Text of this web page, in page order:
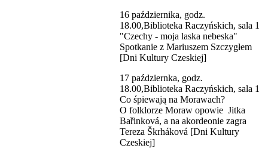
16 października, godz.
18.00,Biblioteka Raczyńskich, sala 1
"Czechy - moja laska nebeska"
Spotkanie z Mariuszem Szczygłem
[Dni Kultury Czeskiej]
17 październka, godz.
18.00,Biblioteka Raczyńskich, sala 1
Co śpiewają na Morawach?
O folklorze Moraw opowie Jitka
Bařinková, a na akordeonie zagra
Tereza Škrháková [Dni Kultury
Czeskiej]